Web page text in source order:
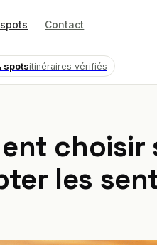
Contact
spotsitinéraires vérifiés
choisir
les